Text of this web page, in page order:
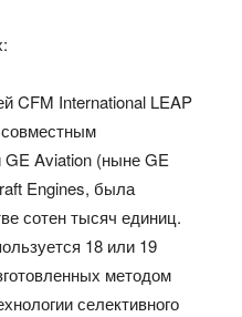
CFM International LEAP
совместным
GE Aviation (ныне GE
Engines, была
сотен тысяч единиц.
18 или 19
методом
селективного